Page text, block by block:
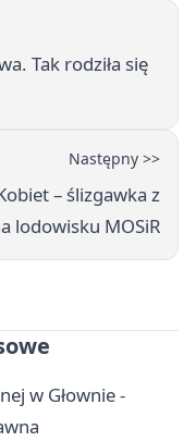
Tak rodziła się
Następny >>
– ślizgawka z
lodowisku MOSiR
w Głownie -